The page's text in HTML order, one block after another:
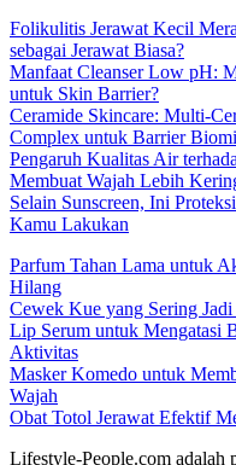
Folikulitis Jerawat Kecil
sebagai Jerawat Biasa?
Manfaat Cleanser Low pH:
untuk Skin Barrier?
Ceramide Skincare: Multi-
Complex untuk Barrier
Pengaruh Kualitas Air
Membuat Wajah Lebih
Selain Sunscreen, Ini
Kamu Lakukan
Parfum Tahan Lama untuk
Hilang
Cewek Kue yang Sering
Lip Serum untuk Mengatasi
Aktivitas
Masker Komedo untuk
Wajah
Obat Totol Jerawat Efektif
Lifestyle-People.com adalah